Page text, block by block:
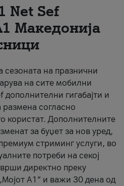
Net Sеf
Македонија
сезоната на празнични
на сите мобилни
гигабајти и
согласно
користат. Дополнителните
за буџет за нов уред,
стриминг услуги, во
потреби на секој
директно преку
А1“ и важи 30 дена од